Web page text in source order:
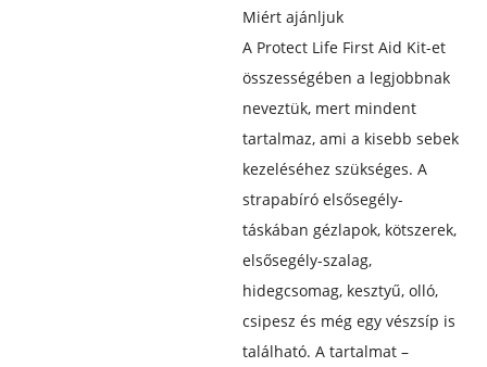
Miért ajánljuk
A Protect Life First Aid Kit-et
összességében a legjobbnak
neveztük, mert mindent
tartalmaz, ami a kisebb sebek
kezeléséhez szükséges. A
strapabíró elsősegély-
táskában gézlapok, kötszerek,
elsősegély-szalag,
hidegcsomag, kesztyű, olló,
csipesz és még egy vészsíp is
található. A tartalmat –